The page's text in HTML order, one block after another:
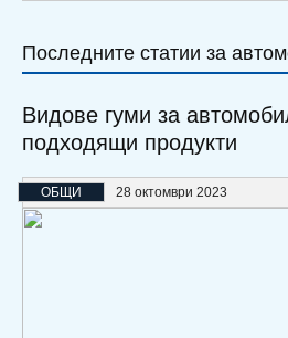
Последните статии за
Видове гуми за
подходящи продукти
ОБЩИ 28 октомври 2023